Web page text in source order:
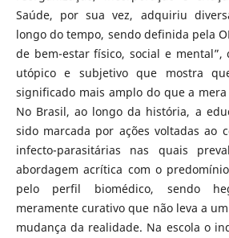
Saúde, por sua vez, adquiriu
longo do tempo, sendo definida pela
de bem-estar físico, social e mental”,
utópico e subjetivo que mostra
significado mais amplo do que a
No Brasil, ao longo da história, a
sido marcada por ações voltadas ao
infecto-parasitárias nas quais
abordagem acrítica com o
pelo perfil biomédico, sendo
meramente curativo que não leva a
mudança da realidade. Na escola o